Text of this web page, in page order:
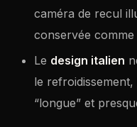
caméra de recul
conservée comme
Le design italien
le refroidissement,
“longue” et